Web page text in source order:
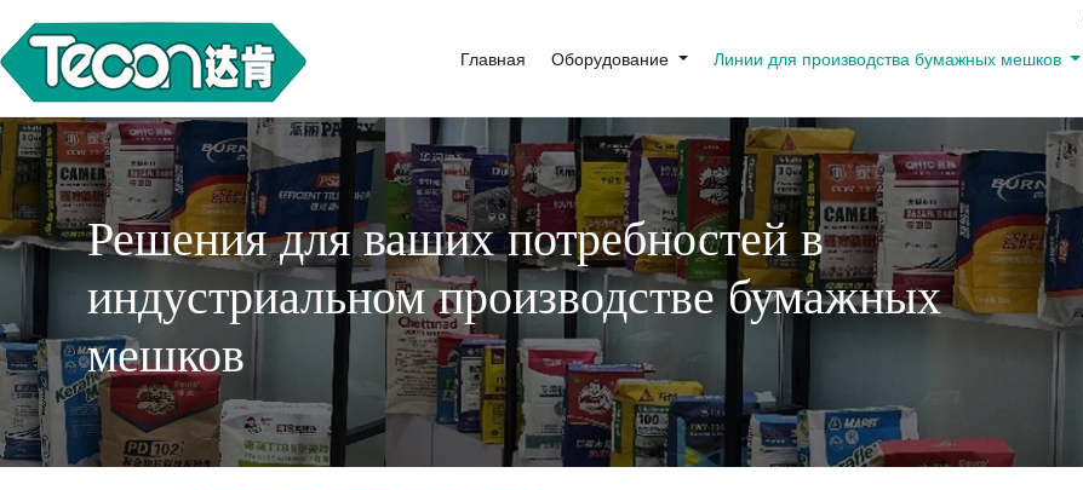
Главная
Оборудование Линии для производства бумажных мешков
Решения для ваших потребностей в
индустриальном производстве бумажных
мешков